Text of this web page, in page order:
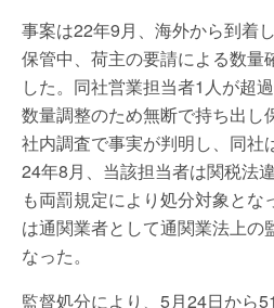
事案は22年9月、海外から到着
保管中、荷主の要請による数量
した。同社営業担当者1人が超
数量調整のため無断で持ち出し
社内調査で事実が判明し、同社
24年8月、当該担当者は関税法
も両罰規定により処分対象とな
は通関業者として通関業法上の
なった。
監督処分により、5月24日から